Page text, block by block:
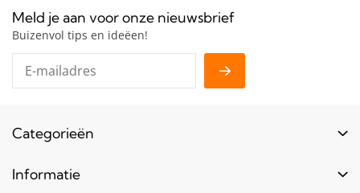
Meld je aan voor onze nieuwsbrief
Buizenvol tips en ideëen!
Categorieën
Buizen
Informatie